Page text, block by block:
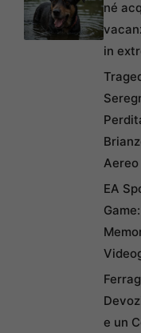
né
in
Aereo
EA
e un